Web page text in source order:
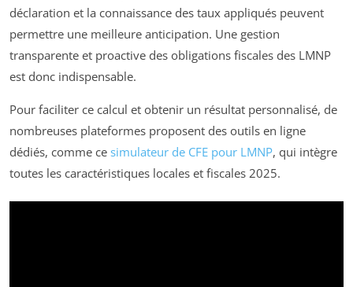
déclaration et la connaissance des taux appliqués peuvent
permettre une meilleure anticipation. Une gestion
transparente et proactive des obligations fiscales des LMNP
est donc indispensable.
Pour faciliter ce calcul et obtenir un résultat personnalisé, de
nombreuses plateformes proposent des outils en ligne
dédiés, comme ce simulateur de CFE pour LMNP, qui intègre
toutes les caractéristiques locales et fiscales 2025.